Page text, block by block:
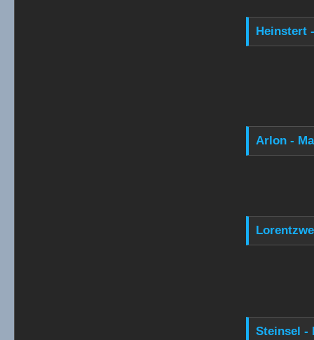
Heinstert
Arlon -
Steinsel -